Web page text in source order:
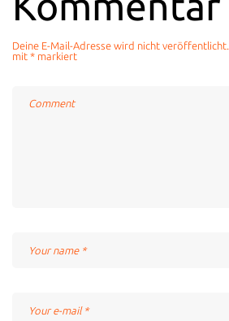
Deine E-Mail-Adresse wird nicht veröffentlicht.
mit * markiert